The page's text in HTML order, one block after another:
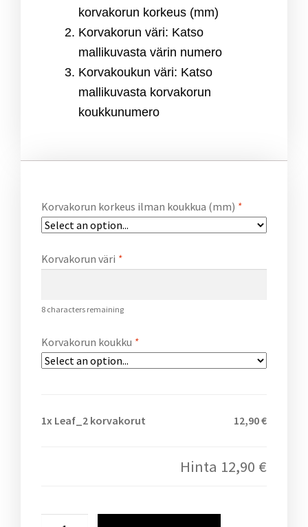
korvakorun korkeus (mm)
Korvakorun väri: Katso
mallikuvasta värin numero
Korvakoukun väri: Katso
mallikuvasta korvakorun
koukkunumero
Korvakorun korkeus ilman koukkua (mm) *
Korvakorun väri *
8 characters remaining
Korvakorun koukku *
1x Leaf_2 korvakorut 12,90 €
Hinta 12,90 €